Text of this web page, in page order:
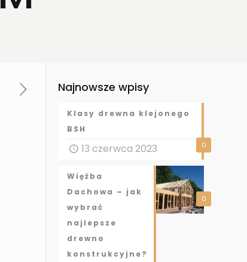
Najnowsze wpisy
0
Klasy drewna klejonego
BSH
13 czerwca 2023
0
Więźba
Dachowa – jak
wybrać
najlepsze
drewno
konstrukcyjne?